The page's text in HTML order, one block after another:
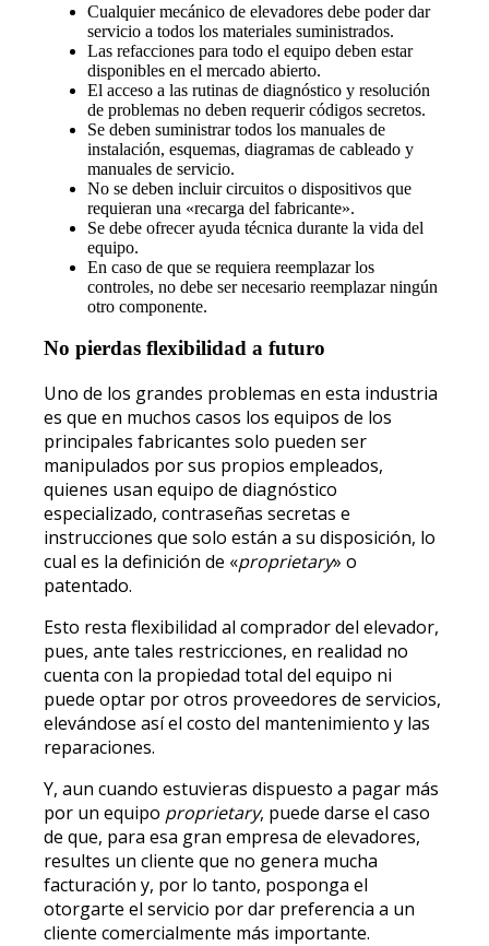
Cualquier mecánico de elevadores debe poder dar
servicio a todos los materiales suministrados.
Las refacciones para todo el equipo deben estar
disponibles en el mercado abierto.
El acceso a las rutinas de diagnóstico y resolución
de problemas no deben requerir códigos secretos.
Se deben suministrar todos los manuales de
instalación, esquemas, diagramas de cableado y
manuales de servicio.
No se deben incluir circuitos o dispositivos que
requieran una «recarga del fabricante».
Se debe ofrecer ayuda técnica durante la vida del
equipo.
En caso de que se requiera reemplazar los
controles, no debe ser necesario reemplazar ningún
otro componente.
No pierdas flexibilidad a futuro
Uno de los grandes problemas en esta industria
es que en muchos casos los equipos de los
principales fabricantes solo pueden ser
manipulados por sus propios empleados,
quienes usan equipo de diagnóstico
especializado, contraseñas secretas e
instrucciones que solo están a su disposición, lo
cual es la definición de «proprietary» o
patentado.
Esto resta flexibilidad al comprador del elevador,
pues, ante tales restricciones, en realidad no
cuenta con la propiedad total del equipo ni
puede optar por otros proveedores de servicios,
elevándose así el costo del mantenimiento y las
reparaciones.
Y, aun cuando estuvieras dispuesto a pagar más
por un equipo proprietary, puede darse el caso
de que, para esa gran empresa de elevadores,
resultes un cliente que no genera mucha
facturación y, por lo tanto, posponga el
otorgarte el servicio por dar preferencia a un
cliente comercialmente más importante.